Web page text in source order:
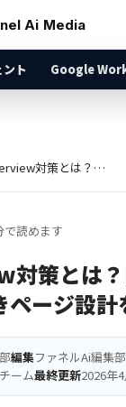
Ai Media
ト Google
AI Overview対策とは？BtoBサイトで見直すべきページ設計を整理する
で読めます
策とは
ページ設計
編集ファネルAi編集部
ーム最終更新2026年